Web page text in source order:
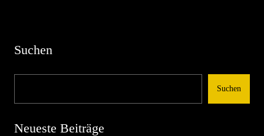
Suchen
Suchen
Neueste Beiträge